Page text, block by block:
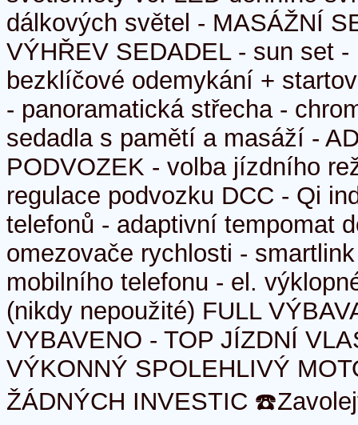
dálkových světel - MASÁŽNÍ
VÝHŘEV SEDADEL - sun set
bezklíčové odemykání +
- panoramatická střecha -
sedadla s pamětí a masáží -
PODVOZEK - volba jízdního
regulace podvozku DCC - Qi
telefonů - adaptivní tempomat
omezovače rychlosti -
mobilního telefonu - el.
(nikdy nepoužité) FULL
VYBAVENO - TOP JÍZDNÍ
VÝKONNÝ SPOLEHLIVÝ
ŽÁDNÝCH INVESTIC